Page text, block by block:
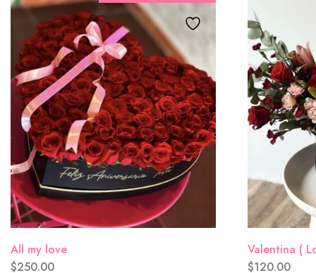
Congratulations($0.00)
So in love with you($0.00)
All my love
$250.00
Valentina (
$120.00